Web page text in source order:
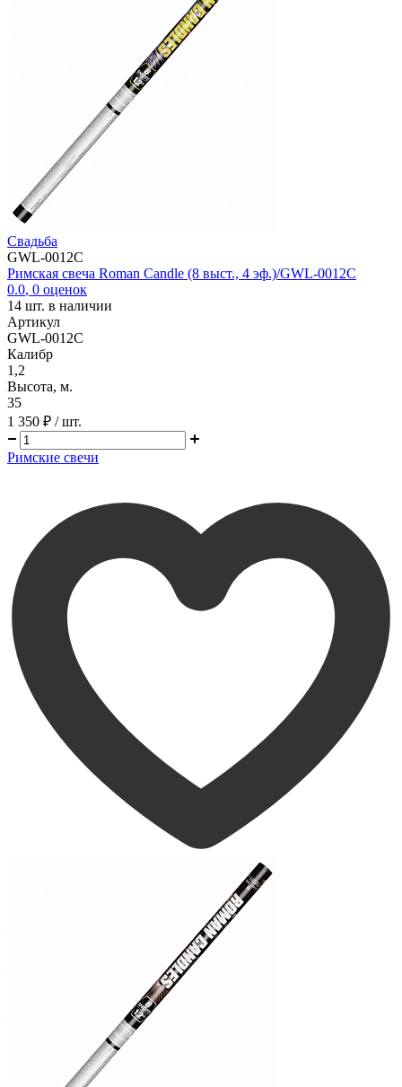
Свадьба
GWL-0012C
Римская свеча Roman Candle (8 выст., 4 эф.)/GWL-0012C
0.0, 0 оценок
14 шт. в наличии
Артикул
GWL-0012C
Калибр
1,2
Высота, м.
35
1 350 ₽ / шт.
Римские свечи